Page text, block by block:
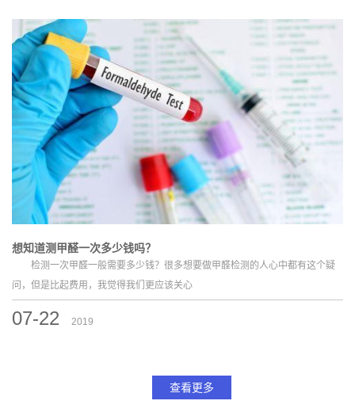
想知道测甲醛一次多少钱吗？
检测一次甲醛一般需要多少钱？很多想要做甲醛检测的人心中都有这个疑
问，但是比起费用，我觉得我们更应该关心
07-22 2019
查看更多